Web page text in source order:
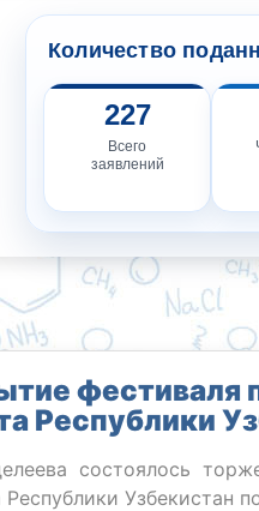
Количество
227
Всего
заявлений
фестиваля
Республики
состоялось
Узбекистан